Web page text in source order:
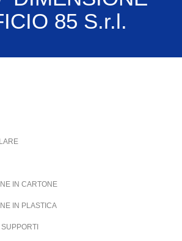
85 S.r.l.
IN CARTONE
IN PLASTICA